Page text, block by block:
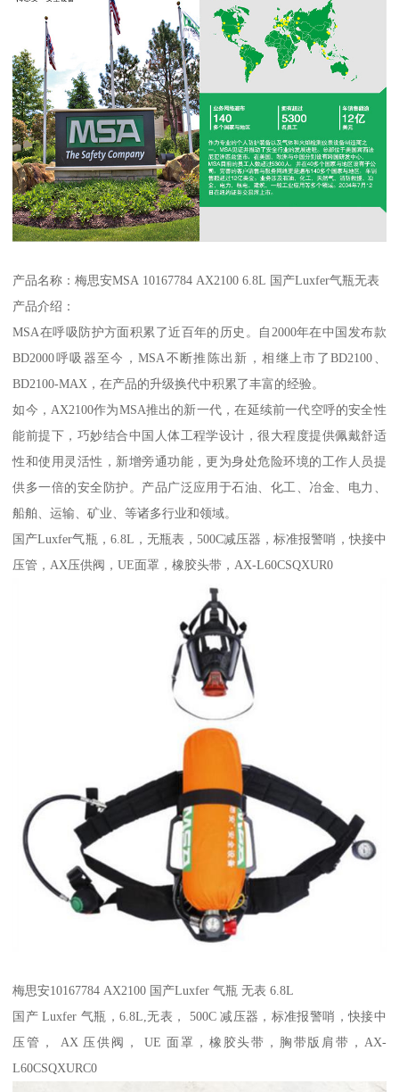
产品名称：梅思安MSA 10167784 AX2100 6.8L 国产Luxfer气瓶无表
产品介绍：
MSA在呼吸防护方面积累了近百年的历史。自2000年在中国发布款
BD2000呼吸器至今，MSA不断推陈出新，相继上市了BD2100、
BD2100-MAX，在产品的升级换代中积累了丰富的经验。
如今，AX2100作为MSA推出的新一代，在延续前一代空呼的安全性
能前提下，巧妙结合中国人体工程学设计，很大程度提供佩戴舒适
性和使用灵活性，新增旁通功能，更为身处危险环境的工作人员提
供多一倍的安全防护。产品广泛应用于石油、化工、冶金、电力、
船舶、运输、矿业、等诸多行业和领域。
国产Luxfer气瓶，6.8L，无瓶表，500C减压器，标准报警哨，快接中
压管，AX压供阀，UE面罩，橡胶头带，AX-L60CSQXUR0
梅思安10167784 AX2100 国产Luxfer 气瓶 无表 6.8L
国产 Luxfer 气瓶，6.8L,无表， 500C 减压器，标准报警哨，快接中
压管， AX 压供阀， UE 面罩，橡胶头带，胸带版肩带，AX-
L60CSQXURC0